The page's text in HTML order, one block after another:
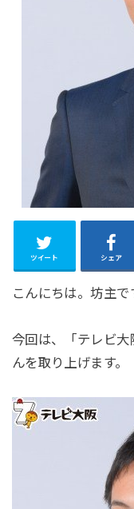
ツイート シェア
こんにちは。坊主で
今回は、「テレビ
んを取り上げます。